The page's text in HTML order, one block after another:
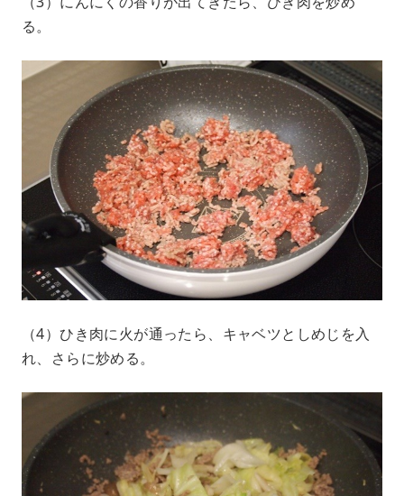
る。
（4）ひき肉に火が通ったら、キャベツとしめじを入
れ、さらに炒める。